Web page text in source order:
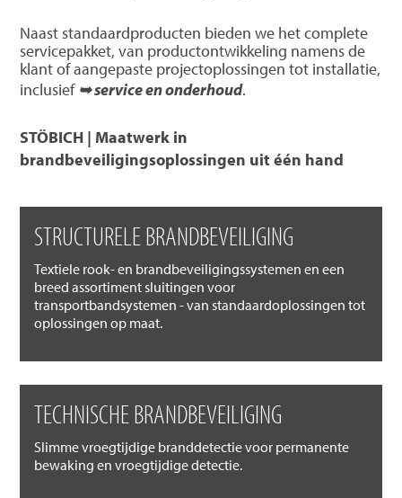
Naast standaardproducten bieden we het complete
servicepakket, van productontwikkeling namens de
klant of aangepaste projectoplossingen tot installatie,
inclusief ➥ service en onderhoud.
STÖBICH | Maatwerk in
brandbeveiligingsoplossingen uit één hand
STRUCTURELE BRANDBEVEILIGING
Textiele rook- en brandbeveiligingssystemen en een
breed assortiment sluitingen voor
transportbandsystemen - van standaardoplossingen tot
oplossingen op maat.
TECHNISCHE BRANDBEVEILIGING
Slimme vroegtijdige branddetectie voor permanente
bewaking en vroegtijdige detectie.